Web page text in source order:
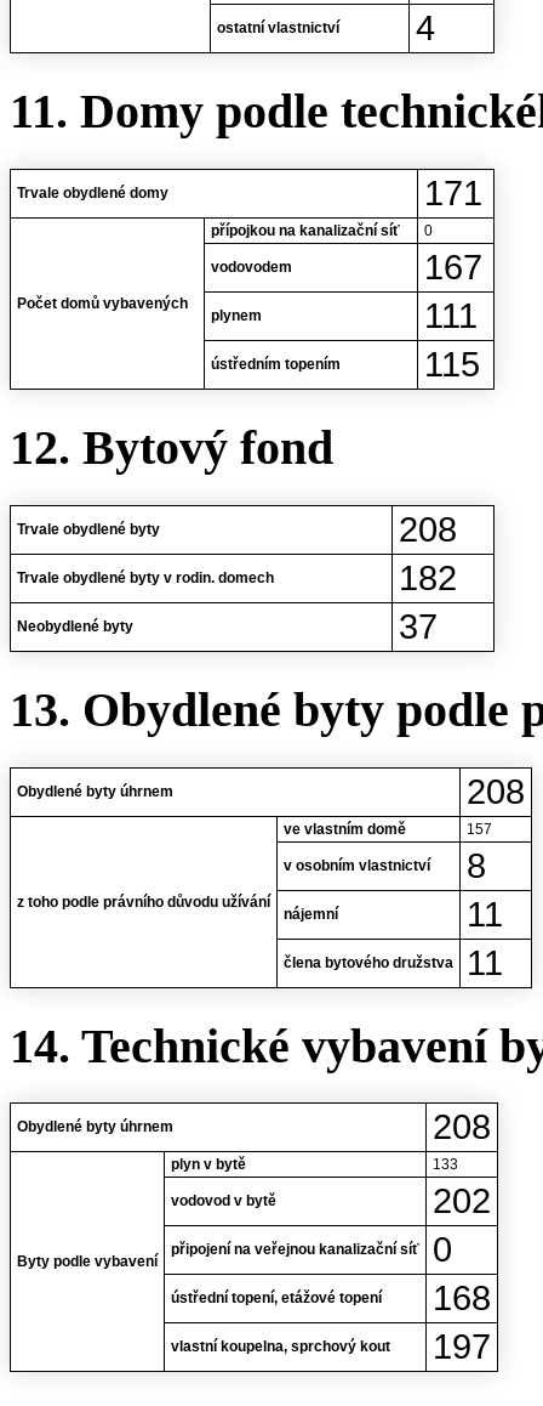
ostatní vlastnictví 4
11. Domy podle
Trvale obydlené domy 171
Počet domů vybavených
přípojkou na kanalizační síť 0
vodovodem 167
plynem 111
ústředním topením 115
12. Bytový fond
Trvale obydlené byty 208
Trvale obydlené byty v rodin. domech 182
Neobydlené byty 37
13. Obydlené byty podle
Obydlené byty úhrnem 208
z toho podle právního důvodu užívání
ve vlastním domě 157
v osobním vlastnictví 8
nájemní 11
člena bytového družstva 11
14. Technické vybavení
Obydlené byty úhrnem 208
Byty podle vybavení
plyn v bytě 133
vodovod v bytě 202
připojení na veřejnou kanalizační síť 0
ústřední topení, etážové topení 168
vlastní koupelna, sprchový kout 197